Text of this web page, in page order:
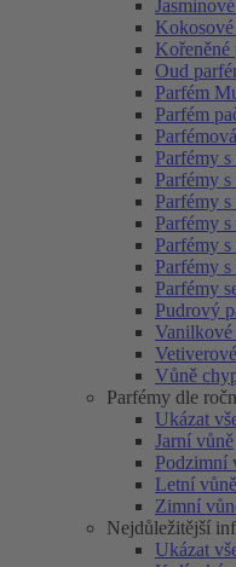
Kořeněné
Oud
Parfém
Parfém
Parfémy
Parfémy
Parfémy
Parfémy
Parfémy
Parfémy
Parfémy
Pudrový
Vůně
Parfémy dle
Ukázat
Jarní vůně
Podzimní
Letní vůně
Zimní
Nejdůležitější
Ukázat